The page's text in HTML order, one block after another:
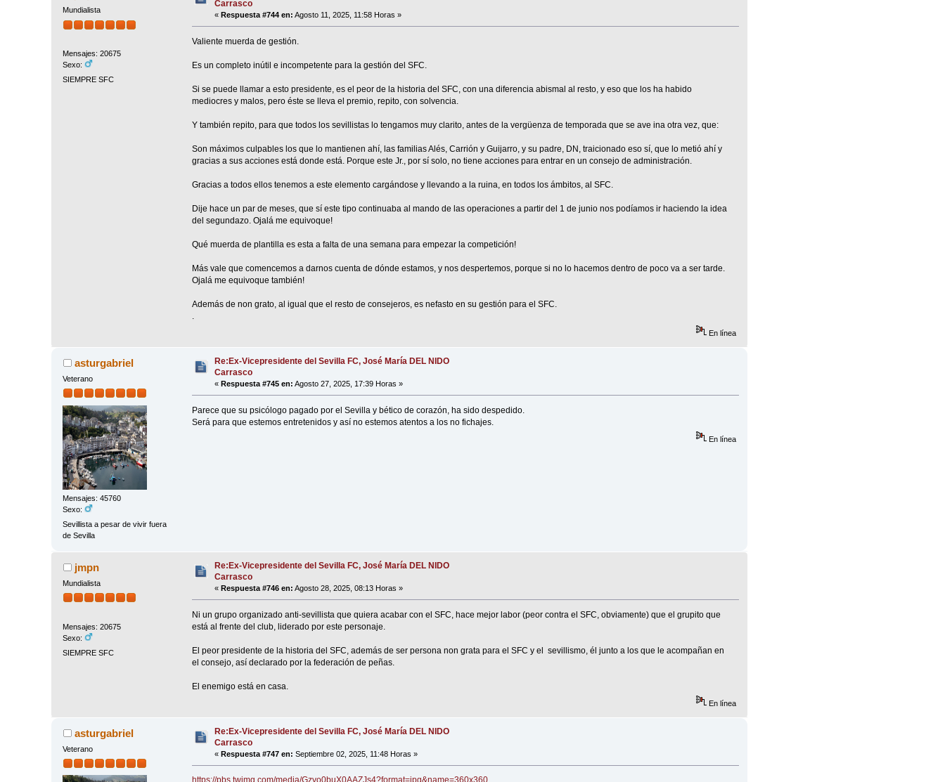
Mundialista
Mensajes: 20675
Sexo:
SIEMPRE SFC
Carrasco
« Respuesta #744 en: Agosto 11, 2025, 11:58 Horas »
Valiente muerda de gestión.
Es un completo inútil e incompetente para la gestión del SFC.
Si se puede llamar a esto presidente, es el peor de la historia del SFC, con una diferencia abismal al resto, y eso que los ha habido
mediocres y malos, pero éste se lleva el premio, repito, con solvencia.
Y también repito, para que todos los sevillistas lo tengamos muy clarito, antes de la vergüenza de temporada que se ave ina otra vez, que:
Son máximos culpables los que lo mantienen ahí, las familias Alés, Carrión y Guijarro, y su padre, DN, traicionado eso sí, que lo metió ahí y
gracias a sus acciones está donde está. Porque este Jr., por sí solo, no tiene acciones para entrar en un consejo de administración.
Gracias a todos ellos tenemos a este elemento cargándose y llevando a la ruina, en todos los ámbitos, al SFC.
Dije hace un par de meses, que sí este tipo continuaba al mando de las operaciones a partir del 1 de junio nos podíamos ir haciendo la idea
del segundazo. Ojalá me equivoque!
Qué muerda de plantilla es esta a falta de una semana para empezar la competición!
Más vale que comencemos a darnos cuenta de dónde estamos, y nos despertemos, porque si no lo hacemos dentro de poco va a ser tarde.
Ojalá me equivoque también!
Además de non grato, al igual que el resto de consejeros, es nefasto en su gestión para el SFC.
.
En línea
asturgabriel
Veterano
Mensajes: 45760
Sexo:
Sevillista a pesar de vivir fuera
de Sevilla
Re:Ex-Vicepresidente del Sevilla FC, José María DEL NIDO
Carrasco
«Respuesta #745 en: Agosto 27, 2025, 17:39 Horas »
Parece que su psicólogo pagado por el Sevilla y bético de corazón, ha sido despedido.
Será para que estemos entretenidos y así no estemos atentos a los no fichajes.
En línea
jmpn
Mundialista
Mensajes: 20675
Sexo:
SIEMPRE SFC
Re:Ex-Vicepresidente del Sevilla FC, José María DEL NIDO
Carrasco
«Respuesta #746 en: Agosto 28, 2025, 08:13 Horas »
Ni un grupo organizado anti-sevillista que quiera acabar con el SFC, hace mejor labor (peor contra el SFC, obviamente) que el grupito que
está al frente del club, liderado por este personaje.
El peor presidente de la historia del SFC, además de ser persona non grata para el SFC y el sevillismo, él junto a los que le acompañan en
el consejo, así declarado por la federación de peñas.
El enemigo está en casa.
En línea
asturgabriel
Veterano
Re:Ex-Vicepresidente del Sevilla FC, José María DEL NIDO
Carrasco
«Respuesta #747 en: Septiembre 02, 2025, 11:48 Horas »